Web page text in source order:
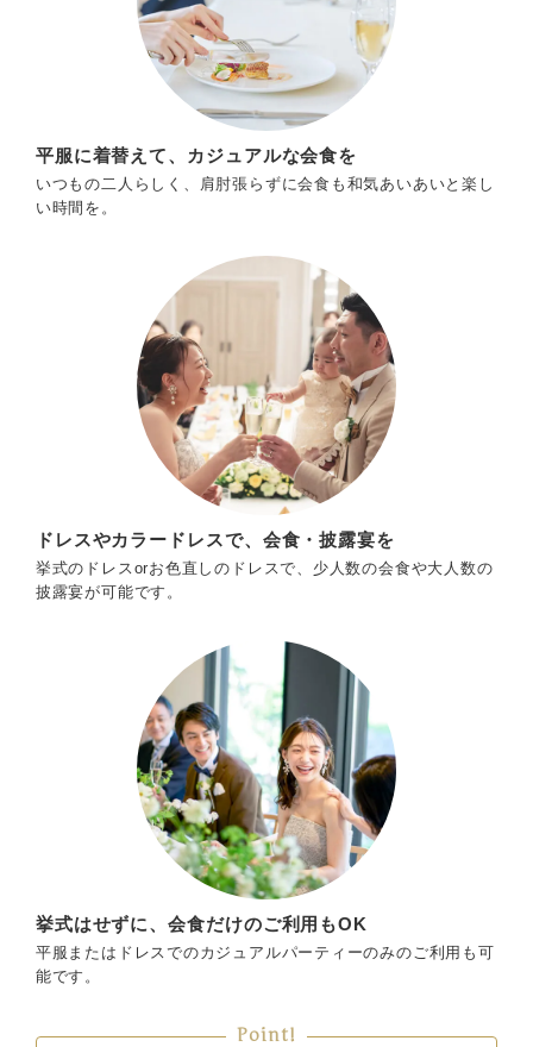
平服に着替えて、カジュアルな会食を
いつもの二人らしく、肩肘張らずに会食も和気あいあいと楽し
い時間を。
ドレスやカラードレスで、会食・披露宴を
挙式のドレスorお色直しのドレスで、少人数の会食や大人数の
披露宴が可能です。
挙式はせずに、会食だけのご利用もOK
平服またはドレスでのカジュアルパーティーのみのご利用も可
能です。
Point!